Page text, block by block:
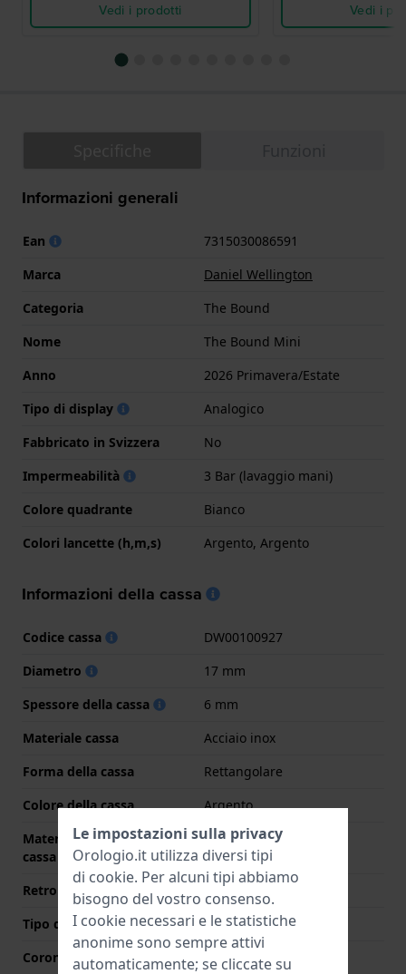
Vedi i prodotti
Vedi i
Informazioni generali
Ean
7315030086591
Marca
Daniel Wellington
Categoria
The Bound
Nome
The Bound Mini
Anno
2026 Primavera/Estate
Tipo di display
Analogico
Fabbricato in Svizzera
No
Impermeabilità
3 Bar (lavaggio mani)
Colore quadrante
Bianco
Colori lancette (h,m,s)
Argento, Argento
Informazioni della cassa
Codice cassa
DW00100927
Diametro
17 mm
Spessore della cassa
6 mm
Materiale cassa
Acciaio inox
Forma della cassa
Rettangolare
Colore della cassa
Argento
Materiale del retro della
cassa
Acciaio inox
Retro cassa
Coperchio a pressione
Tipo di vetro
Minerale
Corona
Corona da estrarre
Le impostazioni sulla privacy
Orologio.it utilizza diversi tipi
di cookie. Per alcuni tipi abbiamo
bisogno del vostro consenso.
I cookie necessari e le statistiche
anonime sono sempre attivi
automaticamente; se cliccate su